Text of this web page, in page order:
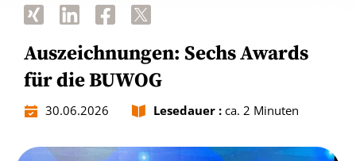
Auszeichnungen: Sechs Awards
für die BUWOG
30.06.2026 Lesedauer : ca. 2 Minuten